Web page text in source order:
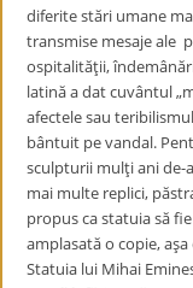
diferite stări umane
transmise mesaje ale
ospitalităţii,
latină a dat cuvântul
afectele sau
bântuit pe vandal.
sculpturii mulţi ani de-
mai multe replici,
propus ca statuia să
amplasată o copie,
Statuia lui Mihai